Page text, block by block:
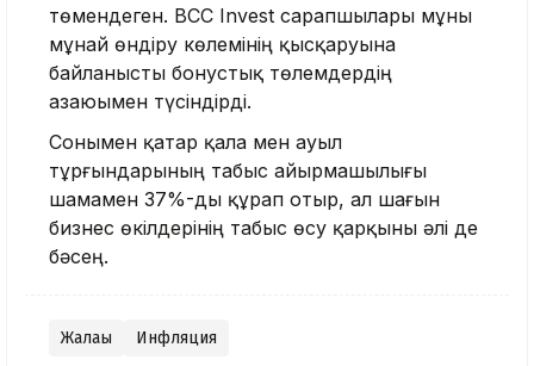
төмендеген. BCC Invest сарапшылары мұны
мұнай өндіру көлемінің қысқаруына
байланысты бонустық төлемдердің
азаюымен түсіндірді.
Сонымен қатар қала мен ауыл
тұрғындарының табыс айырмашылығы
шамамен 37%-ды құрап отыр, ал шағын
бизнес өкілдерінің табыс өсу қарқыны әлі де
бәсең.
Жалақы Инфляция